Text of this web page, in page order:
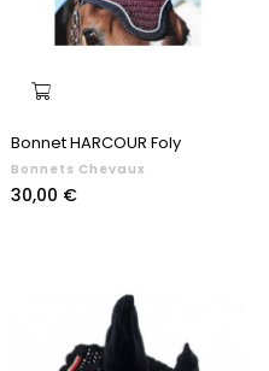
Bonnet HARCOUR Foly
Bonnets Chevaux
Prix
30,00 €